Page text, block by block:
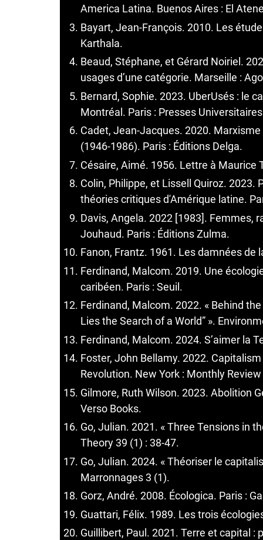
America Latina. Buenos Aires : El
Bayart, Jean-François. 2010. Les
Karthala.
Beaud, Stéphane, et Gérard Noiriel.
usages d’une catégorie. Marseille :
Bernard, Sophie. 2023. UberUsés : le
Montréal. Paris : Presses
Cadet, Jean-Jacques. 2020.
(1946-1986). Paris : Éditions Delga.
Césaire, Aimé. 1956. Lettre à Maurice
Colin, Philippe, et Lissell Quiroz.
théories critiques d'Amérique latine.
Davis, Angela. 2022 [1983]. Femmes,
Jouhaud. Paris : Éditions Zulma.
Fanon, Frantz. 1961. Les damnées de
Ferdinand, Malcom. 2019. Une
caribéen. Paris : Seuil.
Ferdinand, Malcom. 2022. « Behind
Lies the Search of a World” ».
Ferdinand, Malcom. 2024. S’aimer la
Foster, John Bellamy. 2022.
Revolution. New York : Monthly
Gilmore, Ruth Wilson. 2023. Abolition
Verso Books.
Go, Julian. 2021. « Three Tensions in
Theory 39 (1) : 38-47.
Go, Julian. 2024. « Théoriser le
Marronnages 3 (1).
Gorz, André. 2008. Écologica. Paris :
Guattari, Félix. 1989. Les trois
Guillibert, Paul. 2021. Terre et capital